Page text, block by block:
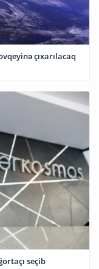
çıxarılacaq
seçib